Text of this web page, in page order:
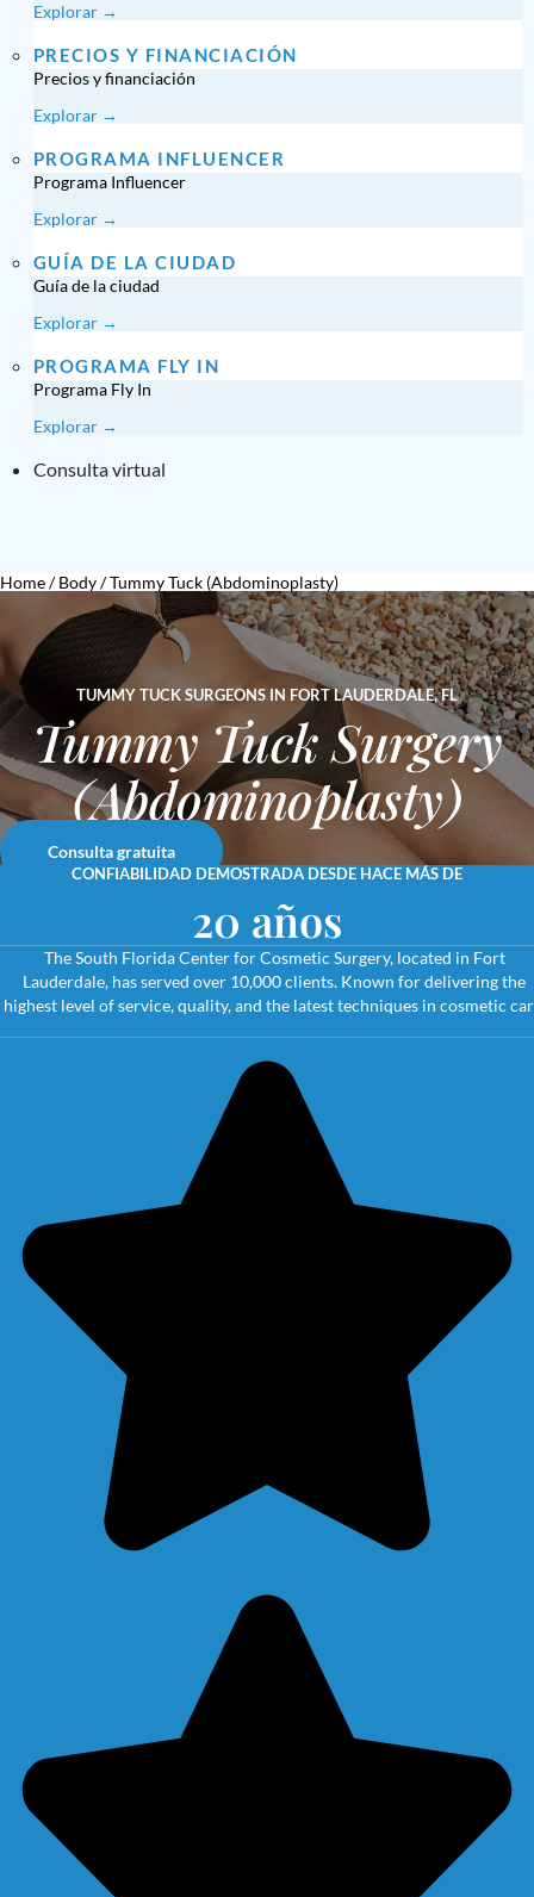
Explorar →
PRECIOS Y FINANCIACIÓN
Precios y financiación
Explorar →
PROGRAMA INFLUENCER
Programa Influencer
Explorar →
GUÍA DE LA CIUDAD
Guía de la ciudad
Explorar →
PROGRAMA FLY IN
Programa Fly In
Explorar →
Consulta virtual
Home/Body/Tummy Tuck (Abdominoplasty)
TUMMY TUCK SURGEONS IN FORT LAUDERDALE, FL
Tummy Tuck Surgery
(Abdominoplasty)
Consulta gratuita
CONFIABILIDAD DEMOSTRADA DESDE HACE MÁS DE
20 años
The South Florida Center for Cosmetic Surgery, located in Fort
Lauderdale, has served over 10,000 clients. Known for delivering the
highest level of service, quality, and the latest techniques in cosmetic